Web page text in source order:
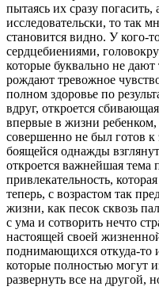
пытаясь их сразу погасить,
исследовательски, то так
становится видно. У кого-
сердцебиениями,
которые буквально не дают
рождают тревожное
полном здоровье по
вдруг, откроется
впервые в жизни
совершенно не был готов к
боящейся однажды
откроется важнейшая
привлекательность,
теперь, с возрастом так
жизни, как песок сквозь
с ума и сотворить нечто
настоящей своей
поднимающихся откуда-то
которые полностью могут
развернуть все на другой,